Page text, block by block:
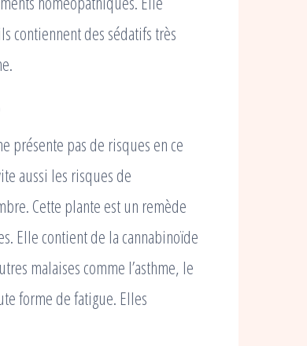
contiennent des sédatifs très
présente pas de risques en ce
aussi les risques de
Cette plante est un remède
Elle contient de la cannabinoïde
malaises comme l’asthme, le
forme de fatigue. Elles